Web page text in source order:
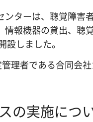
ターは、聴覚障害
情報機器の貸出、聴
設しました。
理者である合同会
の実施につ